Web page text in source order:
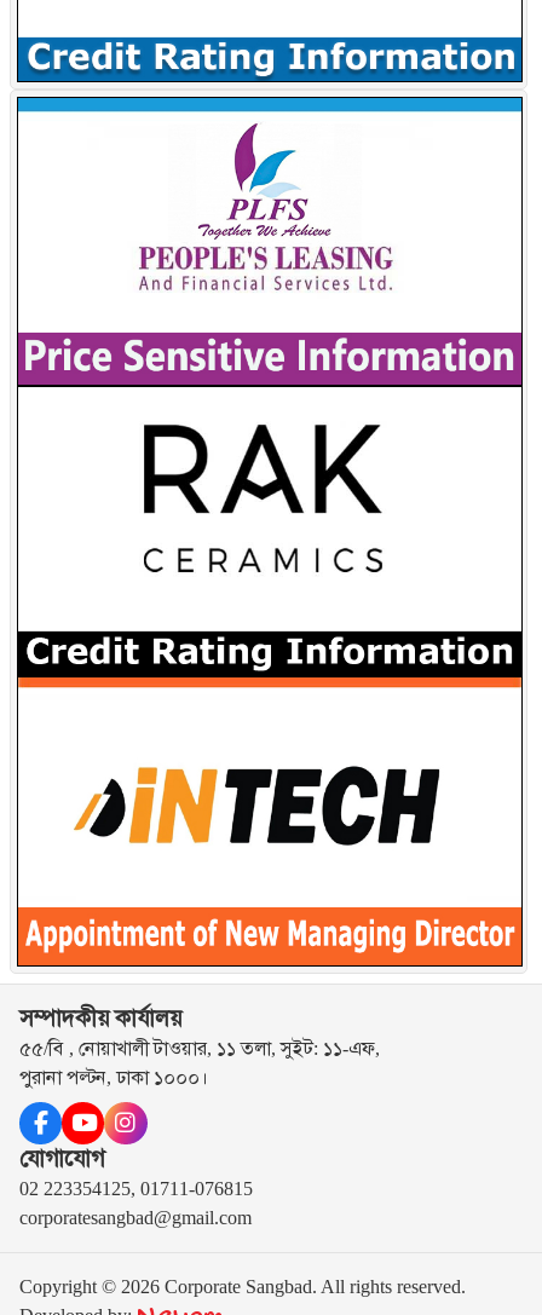
সম্পাদকীয় কার্যালয়
৫৫/বি , নোয়াখালী টাওয়ার, ১১ তলা, সুইট: ১১-এফ,
পুরানা পল্টন, ঢাকা ১০০০।
যোগাযোগ
02 223354125, 01711-076815
corporatesangbad@gmail.com
Copyright © 2026 Corporate Sangbad. All rights reserved.